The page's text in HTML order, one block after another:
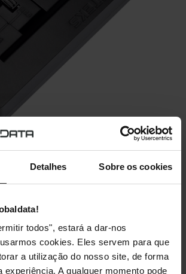
Detalhes Sobre os cookies
todos", estará a dar-nos
cookies. Eles servem para que
a utilização do nosso site, de forma
experiência. A qualquer momento pode
Phanteks
controlador NexLinq em
o teu super ecossistema Phanteks!